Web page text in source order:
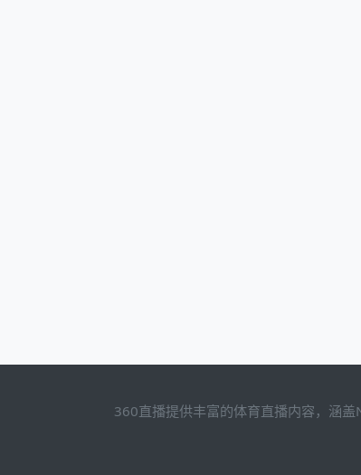
360直播提供丰富的体育直播内容，涵